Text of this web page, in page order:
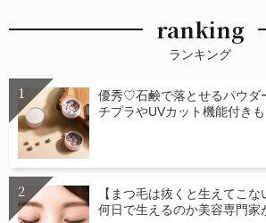
ranking
ランキング
優秀♡石鹸で落とせるパウダ
チプラやUVカット機能付きも
【まつ毛は抜くと生えてこ
何日で生えるのか美容専門家